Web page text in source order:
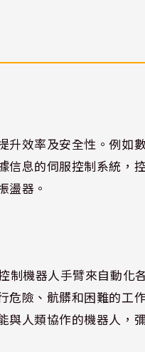
效率及安全性。例如
信息的伺服控制系統，
盪器。
制機器人手臂來自動化
危險、骯髒和困難的工
人類協作的機器人，